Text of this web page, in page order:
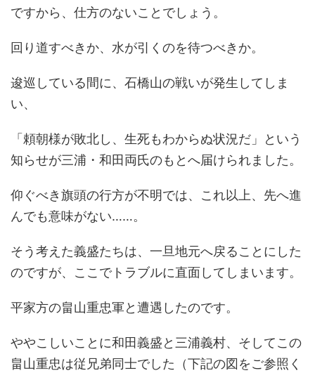
ですから、仕方のないことでしょう。
回り道すべきか、水が引くのを待つべきか。
逡巡している間に、石橋山の戦いが発生してしま
い、
「頼朝様が敗北し、生死もわからぬ状況だ」という
知らせが三浦・和田両氏のもとへ届けられました。
仰ぐべき旗頭の行方が不明では、これ以上、先へ進
んでも意味がない……。
そう考えた義盛たちは、一旦地元へ戻ることにした
のですが、ここでトラブルに直面してしまいます。
平家方の畠山重忠軍と遭遇したのです。
ややこしいことに和田義盛と三浦義村、そしてこの
畠山重忠は従兄弟同士でした（下記の図をご参照く